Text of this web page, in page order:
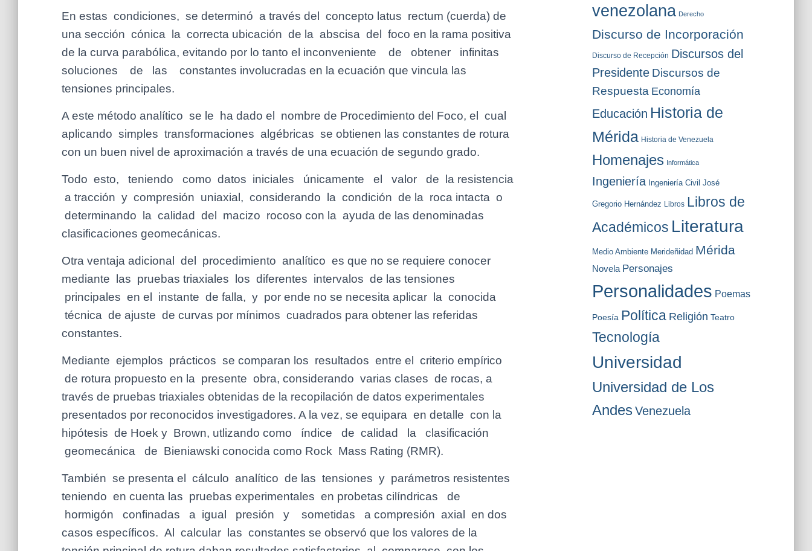
En estas condiciones, se determinó a través del concepto latus rectum (cuerda) de
una sección cónica la correcta ubicación de la abscisa del foco en la rama positiva
de la curva parabólica, evitando por lo tanto el inconveniente de obtener infinitas
soluciones de las constantes involucradas en la ecuación que vincula las
tensiones principales.
A este método analítico se le ha dado el nombre de Procedimiento del Foco, el cual
aplicando simples transformaciones algébricas se obtienen las constantes de rotura
con un buen nivel de aproximación a través de una ecuación de segundo grado.
Todo esto, teniendo como datos iniciales únicamente el valor de la resistencia
a tracción y compresión uniaxial, considerando la condición de la roca intacta o
determinando la calidad del macizo rocoso con la ayuda de las denominadas
clasificaciones geomecánicas.
Otra ventaja adicional del procedimiento analítico es que no se requiere conocer
mediante las pruebas triaxiales los diferentes intervalos de las tensiones
principales en el instante de falla, y por ende no se necesita aplicar la conocida
técnica de ajuste de curvas por mínimos cuadrados para obtener las referidas
constantes.
Mediante ejemplos prácticos se comparan los resultados entre el criterio empírico
de rotura propuesto en la presente obra, considerando varias clases de rocas, a
través de pruebas triaxiales obtenidas de la recopilación de datos experimentales
presentados por reconocidos investigadores. A la vez, se equipara en detalle con la
hipótesis de Hoek y Brown, utlizando como índice de calidad la clasificación
geomecánica de Bieniawski conocida como Rock Mass Rating (RMR).
También se presenta el cálculo analítico de las tensiones y parámetros resistentes
teniendo en cuenta las pruebas experimentales en probetas cilíndricas de
hormigón confinadas a igual presión y sometidas a compresión axial en dos
casos específicos. Al calcular las constantes se observó que los valores de la
venezolana Derecho
Discurso de Incorporación
Discurso de Recepción Discursos del
Presidente Discursos de
Respuesta Economía
Educación Historia de
Mérida Historia de Venezuela
Homenajes Informática
Ingeniería Ingeniería Civil José
Gregorio Hernández Libros Libros de
Académicos Literatura
Medio Ambiente Merideñidad Mérida
Novela Personajes
Personalidades Poemas
Poesía Política Religión Teatro
Tecnología
Universidad
Universidad de Los
Andes Venezuela